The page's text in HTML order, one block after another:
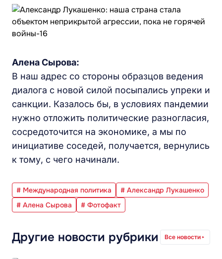
Алена Сырова:
В наш адрес со стороны образцов ведения
диалога с новой силой посыпались упреки и
санкции. Казалось бы, в условиях пандемии
нужно отложить политические разногласия,
сосредоточится на экономике, а мы по
инициативе соседей, получается, вернулись
к тому, с чего начинали.
# Международная политика
# Александр Лукашенко
# Алена Сырова
# Фотофакт
Другие новости рубрики Все новости